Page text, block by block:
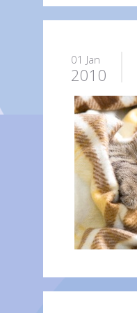
01 Jan
2010